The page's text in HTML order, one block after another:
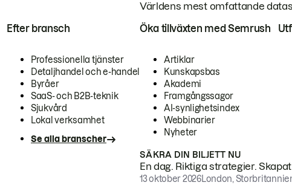
Världens mest omfattande
Efter bransch
Professionella tjänster
Detaljhandel och e-handel
Byråer
SaaS- och B2B-teknik
Sjukvård
Lokal verksamhet
Se alla branscher
Öka tillväxten med Semrush
Artiklar
Kunskapsbas
Akademi
Framgångssagor
AI-synlighetsindex
Webbinarier
Nyheter
SÄKRA DIN BILJETT NU
En dag. Riktiga strategier.
13 oktober 2026London,